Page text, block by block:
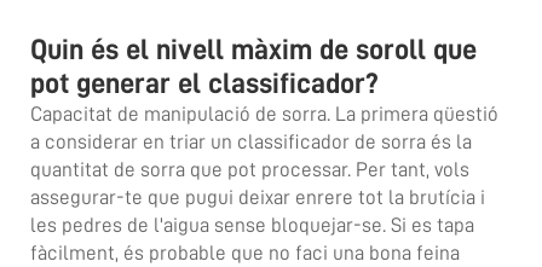
Quin és el nivell màxim de soroll que
pot generar el classificador?
Capacitat de manipulació de sorra. La primera qüestió
a considerar en triar un classificador de sorra és la
quantitat de sorra que pot processar. Per tant, vols
assegurar-te que pugui deixar enrere tot la brutícia i
les pedres de l'aigua sense bloquejar-se. Si es tapa
fàcilment, és probable que no faci una bona feina